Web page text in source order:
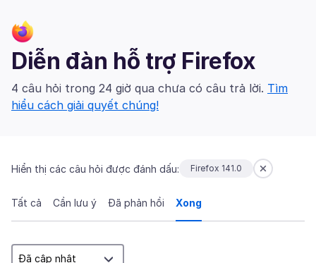
Diễn đàn hỗ trợ Firefox
4 câu hỏi trong 24 giờ qua chưa có câu trả lời. Tìm
hiểu cách giải quyết chúng!
Hiển thị các câu hỏi được đánh dấu: Firefox 141.0
Tất cả Cần lưu ý Đã phản hồi Xong